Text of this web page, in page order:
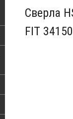
Сверла
FIT 34150